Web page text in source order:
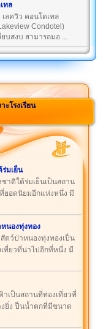
ทล
เลควิว คอนโดเทล
Condotel)
ยบสงบ สามารถมอ ...
ะโรงเรียน
มเย็น
าติใต้ร่มเย็นเป็นสถาน
ยอดนิยมอีกแห่งหนึ่ง มี
นองทุ่งทอง
ตว์ป่าหนองทุ่งทองเป็น
ที่ยวที่น่าไปอีกที่หนึ่ง มี
เป็นสถานที่ท่องเที่ยวที่
ยิ่ง ป็นน้ำตกที่มีขนาด